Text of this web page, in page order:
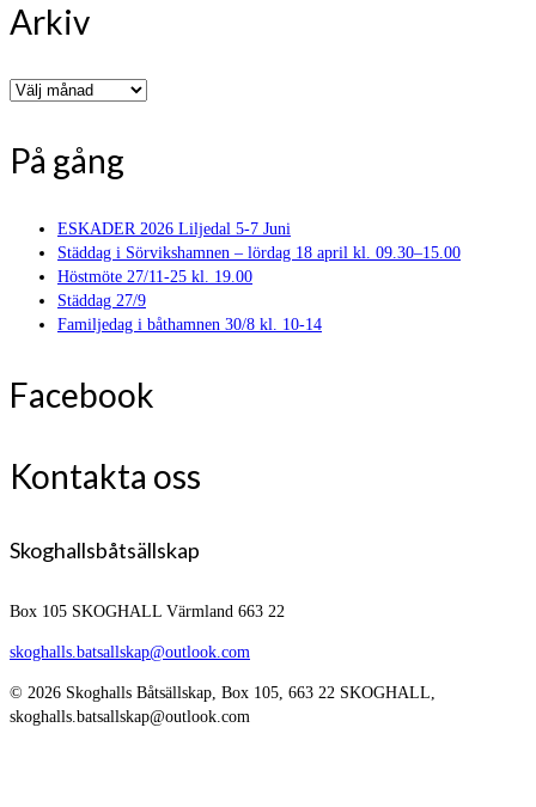
Arkiv
Arkiv
På gång
ESKADER 2026 Liljedal 5-7 Juni
Städdag i Sörvikshamnen – lördag 18 april kl. 09.30–15.00
Höstmöte 27/11-25 kl. 19.00
Städdag 27/9
Familjedag i båthamnen 30/8 kl. 10-14
Facebook
Kontakta oss
Skoghallsbåtsällskap
Box 105 SKOGHALL Värmland 663 22
skoghalls.batsallskap@outlook.com
© 2026 Skoghalls Båtsällskap, Box 105, 663 22 SKOGHALL,
skoghalls.batsallskap@outlook.com